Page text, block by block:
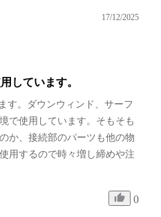
17/12/2025
しています。
す。ダウンウィンド、サーフ
で使用しています。そもそも
か、接続部のパーツも他の物
用するので時々増し締めや注
0